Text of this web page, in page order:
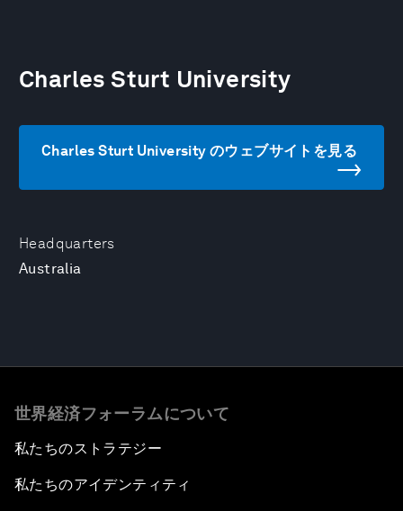
Headquarters
Australia
Charles Sturt University
Charles Sturt University のウェブサイトを見る
世界経済フォーラムについて
私たちのストラテジー
私たちのアイデンティティ